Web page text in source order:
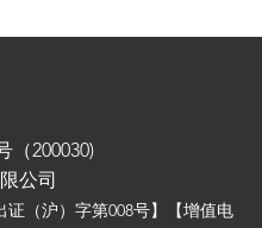
（200030)
公司
证（沪）字第008号】【增值电